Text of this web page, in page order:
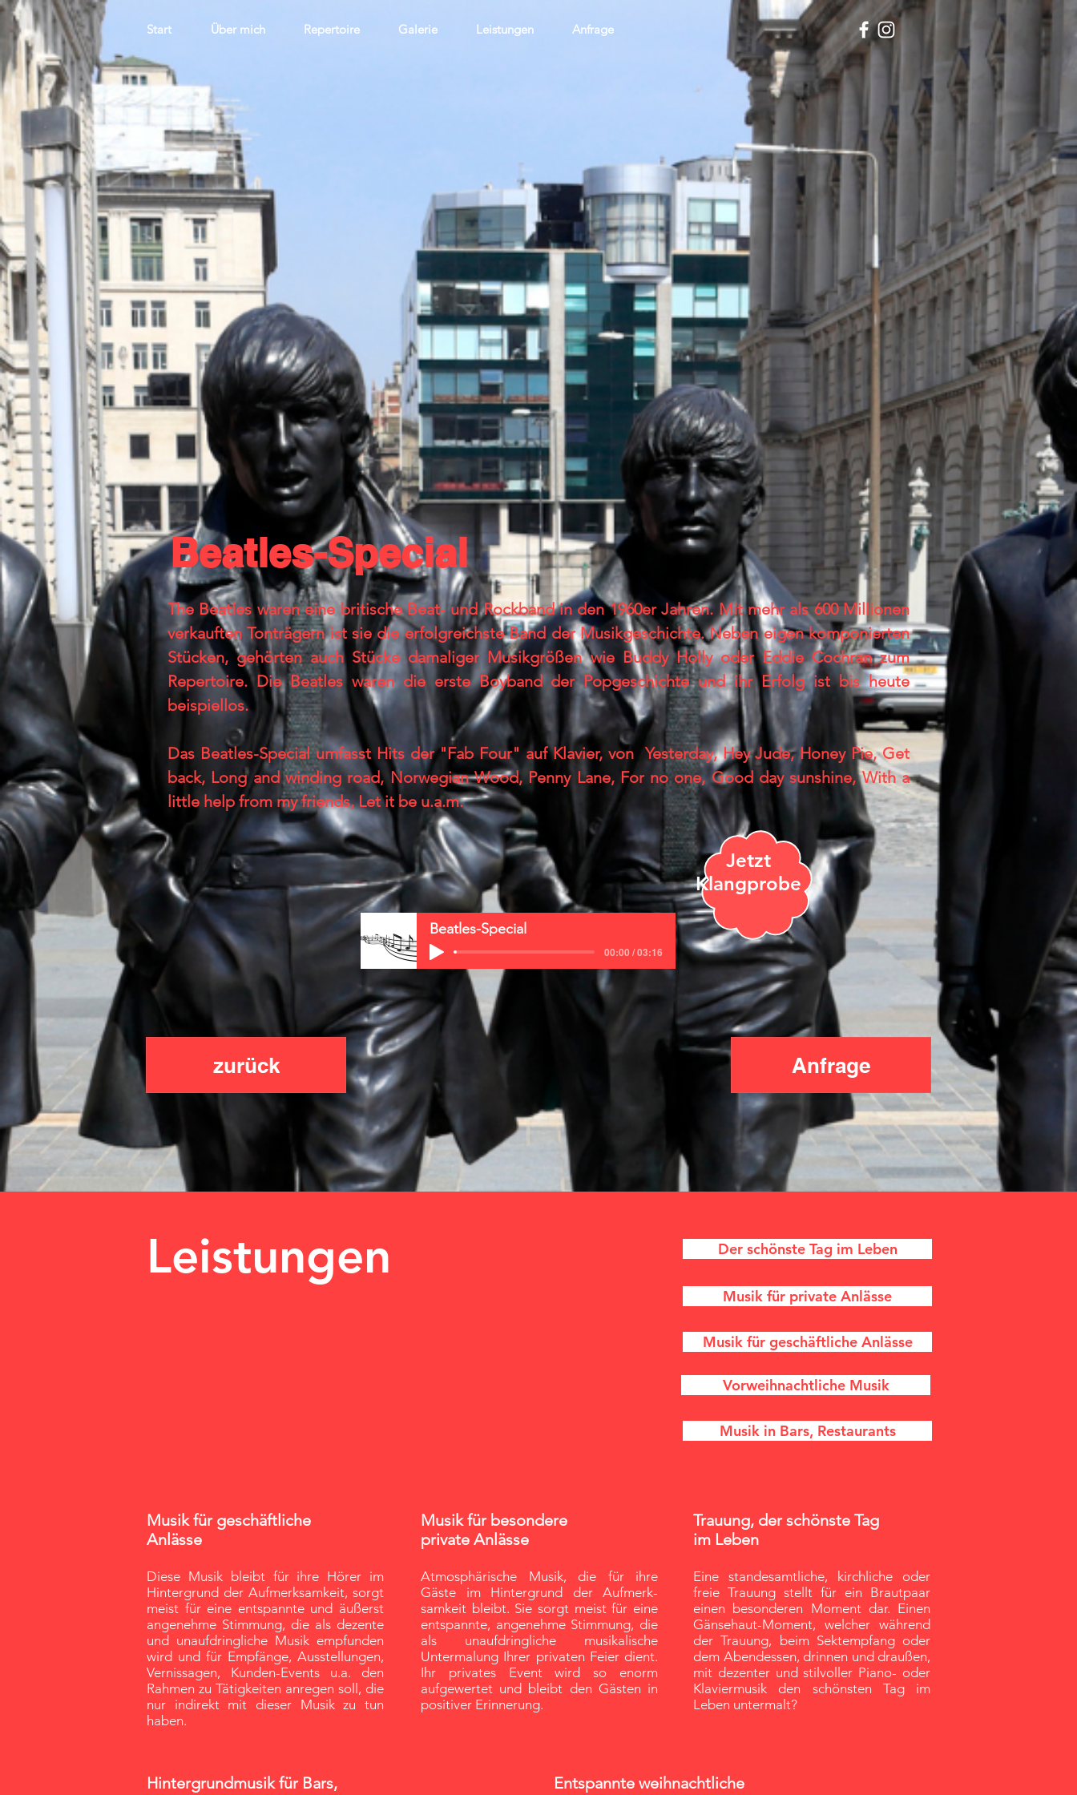
Start Über mich Repertoire Galerie Leistungen Anfrage
Beatles-Special
The Beatles waren eine britische Beat- und Rockband in den 1960er Jahren. Mit mehr als 600 Millionen
verkauften Tonträgern ist sie die erfolgreichste Band der Musikgeschichte. Neben eigen komponierten
Stücken, gehörten auch Stücke damaliger Musikgrößen wie Buddy Holly oder Eddie Cochran zum
Repertoire. Die Beatles waren die erste Boyband der Popgeschichte und ihr Erfolg ist bis heute
beispiellos.
Das Beatles-Special umfasst Hits der "Fab Four" auf Klavier, vonYesterday, Hey Jude, Honey Pie, Get
back, Long and winding road, Norwegian Wood, Penny Lane, For no one, Good day sunshine, With a
little help from my friends, Let it be u.a.m.
Beatles-Special
00:00 / 03:16
Jetzt
Klangprobe
zurück Anfrage
Leistungen Der schönste Tag im Leben
Musik für private Anlässe
Musik für geschäftliche Anlässe
Vorweihnachtliche Musik
Musik in Bars, Restaurants
Musik für geschäftliche
Anlässe
Diese Musik bleibt für ihre Hörer im
Hintergrund der Aufmerksamkeit, sorgt
meist für eine entspannte und äußerst
angenehme Stimmung, die als dezente
und unaufdringliche Musik empfunden
wird und für Empfänge, Ausstellungen,
Vernissagen, Kunden-Events u.a. den
Rahmen zu Tätigkeiten anregen soll, die
nur indirekt mit dieser Musik zu tun
haben.
Musik für besondere
private Anlässe
Atmosphärische Musik, die für ihre
Gäste im Hintergrund der Aufmerk-
samkeit bleibt. Sie sorgt meist für eine
entspannte, angenehme Stimmung, die
als unaufdringliche musikalische
Untermalung Ihrer privaten Feier dient.
Ihr privates Event wird so enorm
aufgewertet und bleibt den Gästen in
positiver Erinnerung.
Trauung, der schönste Tag
im Leben
Eine standesamtliche, kirchliche oder
freie Trauung stellt für ein Brautpaar
einen besonderen Moment dar. Einen
Gänsehaut-Moment, welcher während
der Trauung, beim Sektempfang oder
dem Abendessen, drinnen und draußen,
mit dezenter und stilvoller Piano- oder
Klaviermusik den schönsten Tag im
Leben untermalt?
Hintergrundmusik für Bars,
Entspannte weihnachtliche